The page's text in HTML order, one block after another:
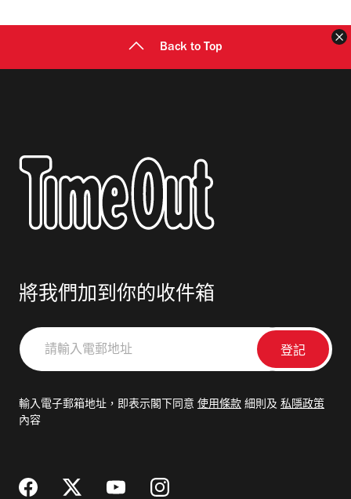
Back to Top
將我們加到你的收件箱
請
輸
郵
輸入電子郵箱地址，即表示閣下同意 使用條款 細則及 私隱政策
內容